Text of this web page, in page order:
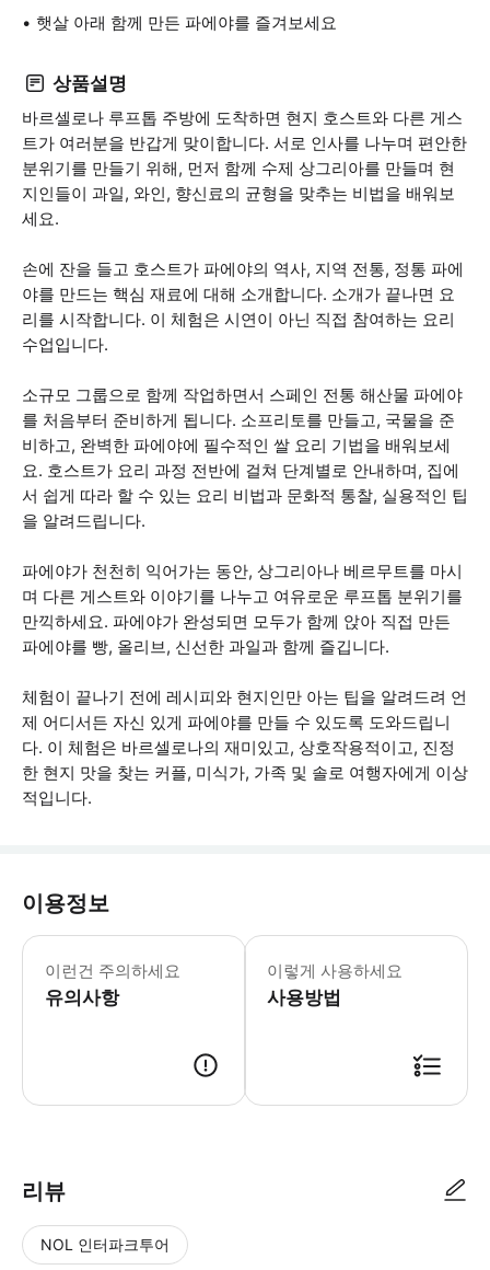
햇살 아래 함께 만든 파에야를 즐겨보세요
상품설명
바르셀로나 루프톱 주방에 도착하면 현지 호스트와 다른 게스
트가 여러분을 반갑게 맞이합니다. 서로 인사를 나누며 편안한
분위기를 만들기 위해, 먼저 함께 수제 상그리아를 만들며 현
지인들이 과일, 와인, 향신료의 균형을 맞추는 비법을 배워보
세요.
손에 잔을 들고 호스트가 파에야의 역사, 지역 전통, 정통 파에
야를 만드는 핵심 재료에 대해 소개합니다. 소개가 끝나면 요
리를 시작합니다. 이 체험은 시연이 아닌 직접 참여하는 요리
수업입니다.
소규모 그룹으로 함께 작업하면서 스페인 전통 해산물 파에야
를 처음부터 준비하게 됩니다. 소프리토를 만들고, 국물을 준
비하고, 완벽한 파에야에 필수적인 쌀 요리 기법을 배워보세
요. 호스트가 요리 과정 전반에 걸쳐 단계별로 안내하며, 집에
서 쉽게 따라 할 수 있는 요리 비법과 문화적 통찰, 실용적인 팁
을 알려드립니다.
파에야가 천천히 익어가는 동안, 상그리아나 베르무트를 마시
며 다른 게스트와 이야기를 나누고 여유로운 루프톱 분위기를
만끽하세요. 파에야가 완성되면 모두가 함께 앉아 직접 만든
파에야를 빵, 올리브, 신선한 과일과 함께 즐깁니다.
체험이 끝나기 전에 레시피와 현지인만 아는 팁을 알려드려 언
제 어디서든 자신 있게 파에야를 만들 수 있도록 도와드립니
다. 이 체험은 바르셀로나의 재미있고, 상호작용적이고, 진정
한 현지 맛을 찾는 커플, 미식가, 가족 및 솔로 여행자에게 이상
적입니다.
이용정보
이런건 주의하세요
유의사항
* 소요시간 : 150분 (옵션에 따라 소요
이렇게 사용하세요
사용방법
리뷰
NOL 인터파크투어